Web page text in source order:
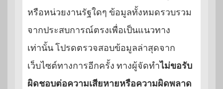
หรือหน่วยงานรัฐใดๆ ข้อมูลทั้งหมดรวบรวม
จากประสบการณ์ตรงเพื่อเป็นแนวทาง
เท่านั้น โปรดตรวจสอบข้อมูลล่าสุดจาก
เว็บไซต์ทางการอีกครั้ง ทางผู้จัดทำไม่ขอรับ
ผิดชอบต่อความเสียหายหรือความผิดพลาด